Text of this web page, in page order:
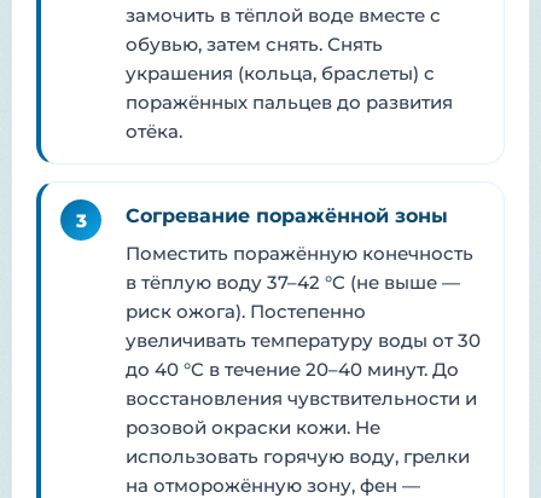
замочить в тёплой воде вместе с
обувью, затем снять. Снять
украшения (кольца, браслеты) с
поражённых пальцев до развития
отёка.
3
Согревание поражённой зоны
Поместить поражённую конечность
в тёплую воду 37–42 °C (не выше —
риск ожога). Постепенно
увеличивать температуру воды от 30
до 40 °C в течение 20–40 минут. До
восстановления чувствительности и
розовой окраски кожи. Не
использовать горячую воду, грелки
на отморожённую зону, фен —